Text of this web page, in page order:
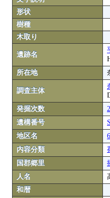
形状
樹種
木取り
遺跡名
所在地
調査主体
発掘次数
遺構番号
地区名
内容分類
国郡郷里
人名
和暦